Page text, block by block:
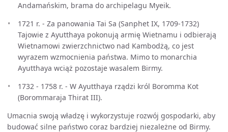
Andamańskim, brama do archipelagu Myeik.
1721 r. - Za panowania Tai Sa (Sanphet IX, 1709-1732)
Tajowie z Ayutthaya pokonują armię Wietnamu i odbierają
Wietnamowi zwierzchnictwo nad Kambodżą, co jest
wyrazem wzmocnienia państwa. Mimo to monarchia
Ayutthaya wciąż pozostaje wasalem Birmy.
1732 - 1758 r. - W Ayutthaya rządzi król Boromma Kot
(Borommaraja Thirat III).
Umacnia swoją władzę i wykorzystuje rozwój gospodarki, aby
budować silne państwo coraz bardziej niezależne od Birmy.